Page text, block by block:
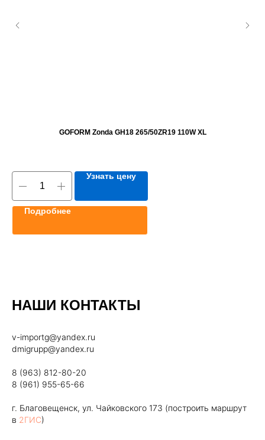
GOFORM Zonda GH18 265/50ZR19 110W XL
Узнать цену
Подробнее
НАШИ КОНТАКТЫ
v-importg@yandex.ru
dmigrupp@yandex.ru
8 (963) 812-80-20
8 (961) 955-65-66
г. Благовещенск, ул. Чайковского 173 (построить маршрут
в 2ГИС)